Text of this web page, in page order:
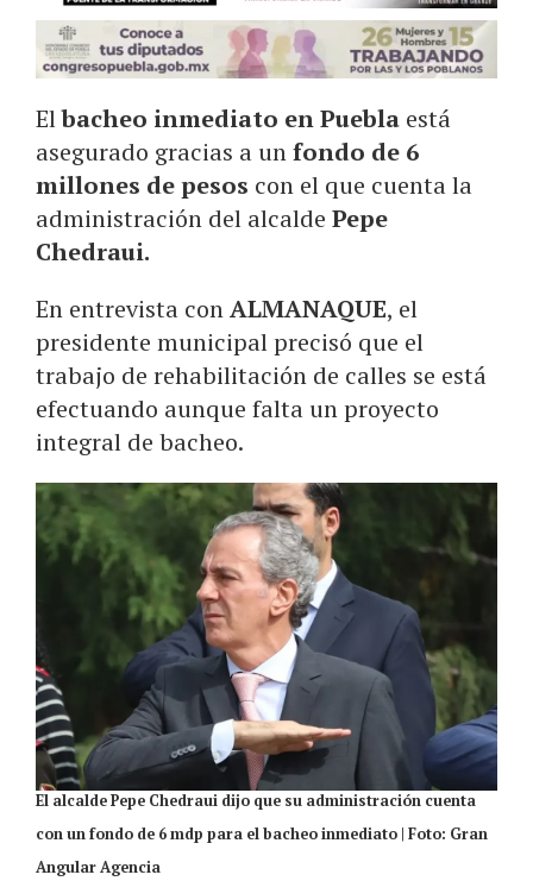
Elbacheo inmediato en Puebla está
asegurado gracias a unfondo de 6
millones de pesos con el que cuenta la
administración del alcalde Pepe
Chedraui.
En entrevista conALMANAQUE, el
presidente municipal precisó que el
trabajo de rehabilitación de calles se está
efectuando aunque falta un proyecto
integral de bacheo.
El alcalde Pepe Chedraui dijo que su administración cuenta
con un fondo de 6 mdp para el bacheo inmediato | Foto: Gran
Angular Agencia